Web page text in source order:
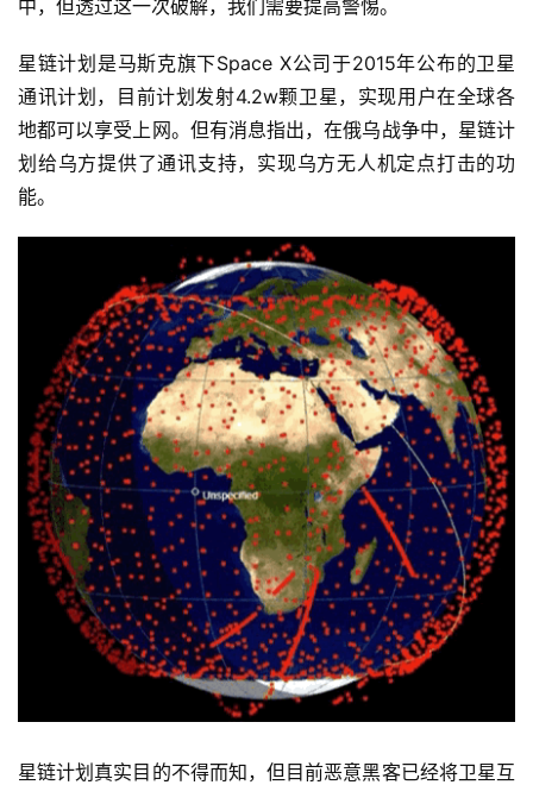
中，但透过这一次破解，我们需要提高警惕。
星链计划是马斯克旗下Space X公司于2015年公布的卫星
通讯计划，目前计划发射4.2w颗卫星，实现用户在全球各
地都可以享受上网。但有消息指出，在俄乌战争中，星链计
划给乌方提供了通讯支持，实现乌方无人机定点打击的功
能。
星链计划真实目的不得而知，但目前恶意黑客已经将卫星互